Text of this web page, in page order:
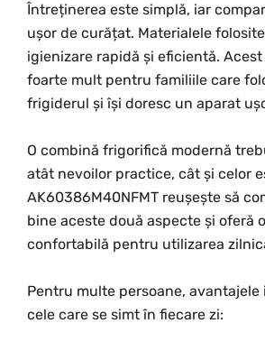
Întreținerea este simplă, iar
ușor de curățat. Materialele
igienizare rapidă și eficientă.
foarte mult pentru familiile care
frigiderul și își doresc un aparat
O combină frigorifică modernă
atât nevoilor practice, cât și celor
AK60386M40NFMT reușește să
bine aceste două aspecte și oferă
confortabilă pentru utilizarea
Pentru multe persoane,
cele care se simt în fiecare zi: